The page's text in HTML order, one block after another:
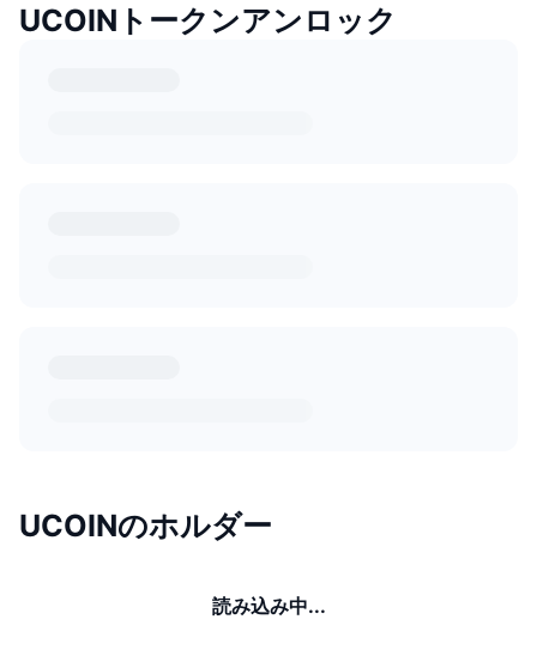
UCOINトークンアンロック
UCOINのホルダー
読み込み中...